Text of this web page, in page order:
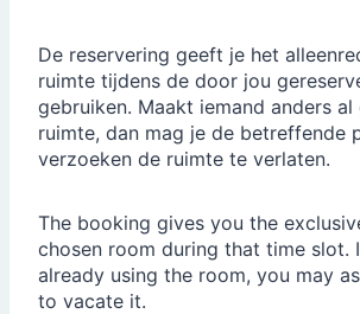
De reservering geeft je het
ruimte tijdens de door jou
gebruiken. Maakt iemand anders
ruimte, dan mag je de betreffende
verzoeken de ruimte te verlaten.
The booking gives you the
chosen room during that time slot.
already using the room, you may
to vacate it.